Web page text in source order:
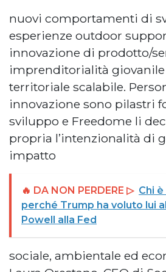
nuovi comportamenti di
esperienze outdoor
innovazione di prodotto/
imprenditorialità
territoriale scalabile.
innovazione sono pilastri
sviluppo e Freedome li
propria l’intenzionalità di
impatto
🔥 DA NON PERDERE ▷ Chi
perché Trump ha voluto lui
Powell alla Fed
sociale, ambientale ed